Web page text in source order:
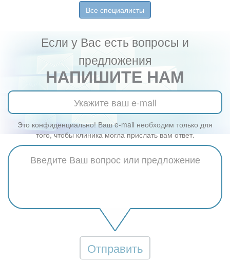
Все специалисты
Если у Вас есть вопросы и
предложения
НАПИШИТЕ НАМ
Это конфиденциально! Ваш e-mail необходим только для
того, чтобы клиника могла прислать вам ответ.
Отправить